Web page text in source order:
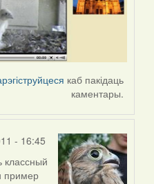
каб пакідаць
каментары.
- 16:45
классный
пример